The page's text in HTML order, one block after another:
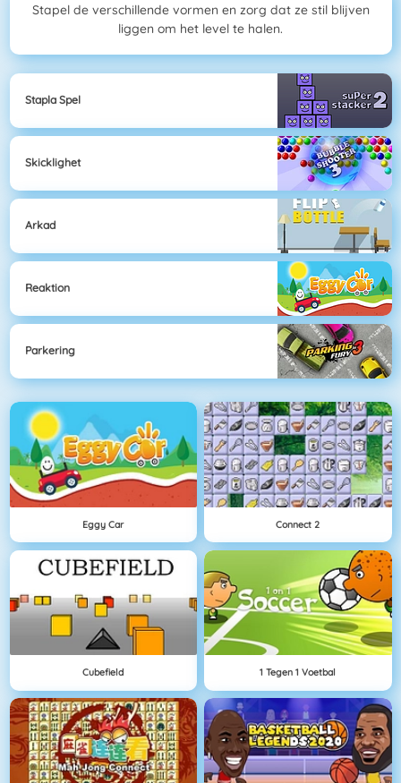
Stapel de verschillende vormen en zorg dat ze stil blijven
liggen om het level te halen.
Stapla Spel
Skicklighet
Arkad
Reaktion
Parkering
Eggy Car Connect 2
Cubefield 1 Tegen 1 Voetbal